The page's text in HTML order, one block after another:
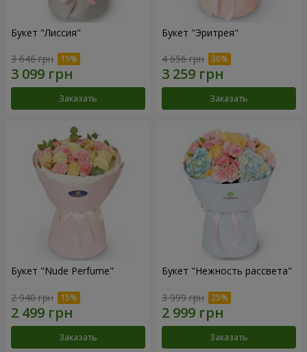
Букет "Лиссия"
3 646 грн
Заказать
Букет "Эритрея"
4 656 грн
Заказать
Букет "Nude Perfume"
2 940 грн
Заказать
Букет "Нежность рассвета"
3 999 грн
Заказать